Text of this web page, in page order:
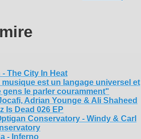
The City In Heat
est un langage universel et
gens le parler couramment"
Adrian Younge & Ali Shaheed
Is Dead 026 EP
Conservatory - Windy & Carl
- Inferno